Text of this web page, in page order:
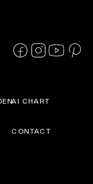
AI CHART
CONTACT